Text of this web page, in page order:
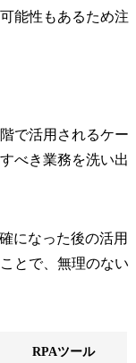
能性もあるため注
で活用されるケー
べき業務を洗い出
になった後の活用
とで、無理のない
RPAツール